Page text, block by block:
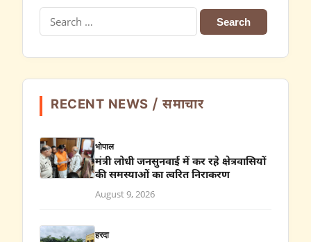
Search
for:
RECENT NEWS / समाचार
भोपाल
मंत्री लोधी जनसुनवाई में कर रहे क्षेत्रवासियों
की समस्याओं का त्वरित निराकरण
August 9, 2026
हरदा